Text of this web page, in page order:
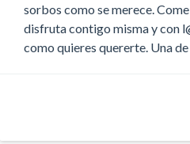
sorbos como se merece.
disfruta contigo misma y con
como quieres quererte. Una